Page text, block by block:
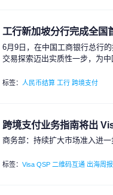
工行新加坡分行完成全国
6月9日，在中国工商银行总行
交易探索迈出实质性一步，为
标签： 人民币结算 工行 跨境支付
跨境支付业务指南将出
商务部：持续扩大市场准入进
标签：Visa QSP 二维码互通 出海周报